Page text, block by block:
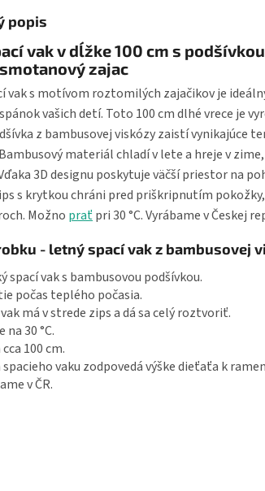
popis
vak v dĺžke 100 cm s
zajac
vak s motívom roztomilých zajačikov je
vašich detí. Toto 100 cm dlhé vrece je
z bambusovej viskózy zaistí vynikajúce
materiál chladí v lete a hreje v
3D designu poskytuje väčší priestor na
s krytkou chráni pred priškripnutím
Možno praťpri 30 °C. Vyrábame v Českej
- letný spací vak z bambusovej
spací vak s bambusovou podšívkou.
počas teplého počasia.
má v strede zips a dá sa celý roztvoriť.
na 30 °C.
100 cm.
spacieho vaku zodpovedá výške dieťaťa k
v ČR.